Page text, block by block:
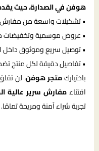
هوفن في الصدارة،حيث
• تشكيلات واسعة من
• عروض موسمية وتخفيضات
• توصيل سريع وموثوق داخل
• تفاصيل دقيقة لكل منتج
باختياركمتجر هوفن، لن
اقتناءمفارش سرير عالية
تجربة شراء آمنة ومريحة تمامًا.